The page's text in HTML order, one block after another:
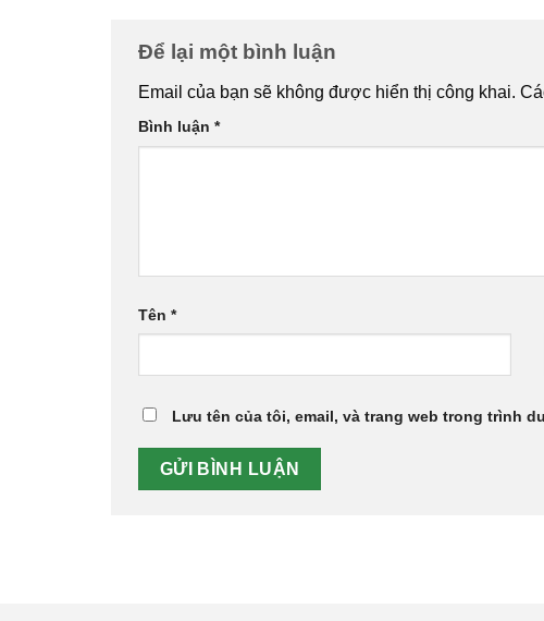
Để lại một bình luận
Email của bạn sẽ không được hiển thị công khai.
Bình luận *
Tên *
Lưu tên của tôi, email, và trang web trong trình